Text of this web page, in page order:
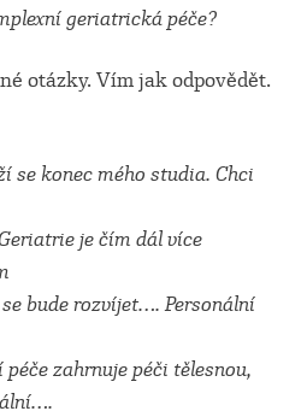
geriatrická péče?
otázky. Vím jak odpovědět.
se konec mého studia. Chci
je čím dál více
bude rozvíjet…. Personální
zahrnuje péči tělesnou,